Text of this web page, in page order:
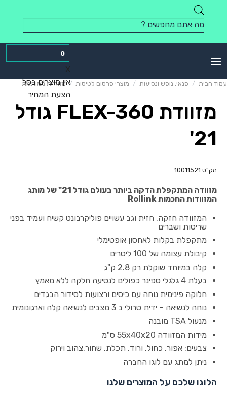
content
Products
search
0
X
אין מוצרים בסל
הצעת המחיר
עמוד הבית / פנאי, נופש ונסיעות / מוצרי פרסום לטיסות / מזוודות ממותגות
מזוודת FLEX-360 גודל
21'
מק"ט 10011521
מזוודה המתקפלת הדקה ביותר בעולם גודל 21" של מותג
המזוודות החכמות Rollink
המזוודה חזקה, חזית וגב עשויים פוליקרבונט קשיח ועמיד בפני
שריטות ושברים
מתקפלת בקלות לאחסון אופטימלי
קיבולת עצומה של 100 ליטרים
קלה במיוחד שוקלת רק 2.8 ק"ג
בעלת 4 גלגלי ספינר כפולים לנסיעה חלקה ללא מאמץ
חלוקה פינימית נוחה עם כיסים ורצועות לסידור הבגדים
נוחה לנשיאה – ידית טרולי ב 3 מצבים לנשיאה קלה וארגונומית
מנעול TSA מובנה
מידות המזוודה 55x40x20 ס"מ
צבעים: אפור, כחול, ורוד, תכלת, שחור,צהוב וירוק
ניתן למתג עם לוגו החברה
הלוגו שלכם על המוצרים שלנו